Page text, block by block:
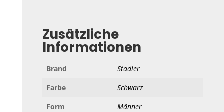
Zusätzliche
Informationen
Brand
Stadler
Farbe
Schwarz
Form
Männer